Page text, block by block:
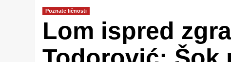
Poznate ličnosti
Lom ispred